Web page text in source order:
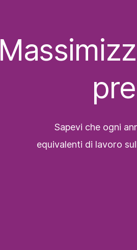
Sapevi che ogni
equivalenti di lavoro